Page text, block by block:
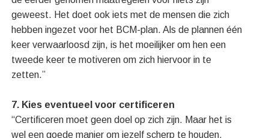
geweest. Het doet ook iets met de mensen die zich
hebben ingezet voor het BCM-plan. Als de plannen één
keer verwaarloosd zijn, is het moeilijker om hen een
tweede keer te motiveren om zich hiervoor in te
zetten.”
7. Kies eventueel voor certificeren
“Certificeren moet geen doel op zich zijn. Maar het is
wel een goede manier om jezelf scherp te houden.